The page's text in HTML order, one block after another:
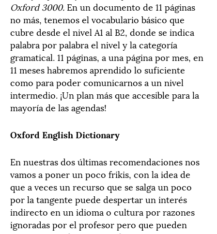
Oxford 3000. En un documento de 11 páginas
no más, tenemos el vocabulario básico que
cubre desde el nivel A1 al B2, donde se indica
palabra por palabra el nivel y la categoría
gramatical. 11 páginas, a una página por mes, en
11 meses habremos aprendido lo suficiente
como para poder comunicarnos a un nivel
intermedio. ¡Un plan más que accesible para la
mayoría de las agendas!
Oxford English Dictionary
En nuestras dos últimas recomendaciones nos
vamos a poner un poco frikis, con la idea de
que a veces un recurso que se salga un poco
por la tangente puede despertar un interés
indirecto en un idioma o cultura por razones
ignoradas por el profesor pero que pueden